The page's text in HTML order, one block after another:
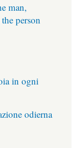
man,
person
in ogni
odierna